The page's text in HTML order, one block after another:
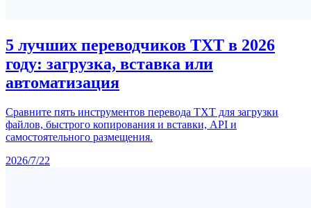
5 лучших переводчиков TXT в 2026
году: загрузка, вставка или
автоматизация
Сравните пять инструментов перевода TXT для загрузки
файлов, быстрого копирования и вставки, API и
самостоятельного размещения.
2026/7/22